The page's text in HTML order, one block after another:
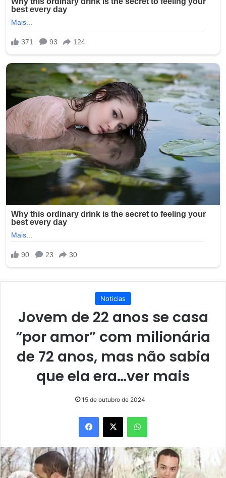
Noticias
Jovem de 22 anos se casa
“por amor” com milionária
de 72 anos, mas não sabia
que ela era…ver mais
15 de outubro de 2024
Facebook
X WhatsApp